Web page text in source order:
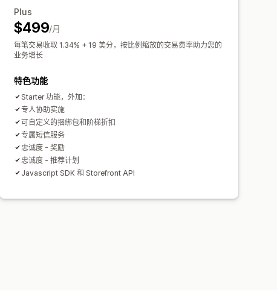
Plus
$499/月
每笔交易收取 1.34% + 19 美分，按比例缩放的交易费率助力您的
业务增长
特色功能
Starter 功能，外加：
专人协助实施
可自定义的捆绑包和阶梯折扣
专属短信服务
忠诚度 - 奖励
忠诚度 - 推荐计划
Javascript SDK 和 Storefront API